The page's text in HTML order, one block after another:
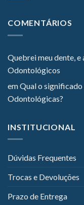
COMENTÁRIOS
Quebrei meu dente,
Odontológicos
emQual o significado
Odontológicas?
INSTITUCIONAL
Dúvidas Frequentes
Trocas e Devoluções
Prazo de Entrega